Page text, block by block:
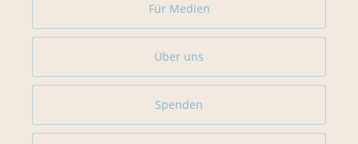
Für Medien
Über uns
Spenden